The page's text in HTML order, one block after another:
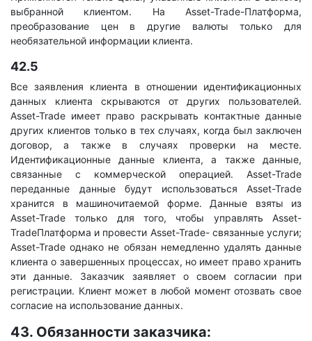
выбранной клиентом. На Asset-Trade-Платформа,
преобразование цен в другие валюты только для
необязательной информации клиента.
42.5
Все заявления клиента в отношении идентификационных
данных клиента скрываются от других пользователей.
Asset-Trade имеет право раскрывать контактные данные
других клиентов только в тех случаях, когда был заключен
договор, а также в случаях проверки на месте.
Идентификационные данные клиента, а также данные,
связанные с коммерческой операцией. Asset-Trade
переданные данные будут использоваться Asset-Trade
хранится в машиночитаемой форме. Данные взяты из
Asset-Trade только для того, чтобы управлять Asset-
TradeПлатформа и провести Asset-Trade- связанные услуги;
Asset-Trade однако не обязан немедленно удалять данные
клиента о завершенных процессах, но имеет право хранить
эти данные. Заказчик заявляет о своем согласии при
регистрации. Клиент может в любой момент отозвать свое
согласие на использование данных.
43. Обязанности заказчика: